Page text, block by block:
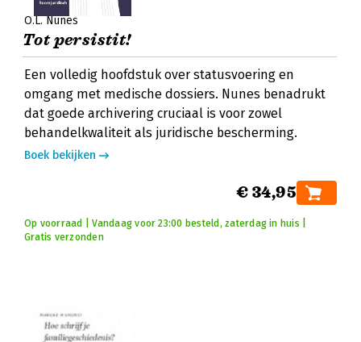
O.L. Nunes
Tot persistit!
Een volledig hoofdstuk over statusvoering en
omgang met medische dossiers. Nunes benadrukt
dat goede archivering cruciaal is voor zowel
behandelkwaliteit als juridische bescherming.
Boek bekijken
€ 34,95
Op voorraad | Vandaag voor 23:00 besteld, zaterdag in huis |
Gratis verzonden